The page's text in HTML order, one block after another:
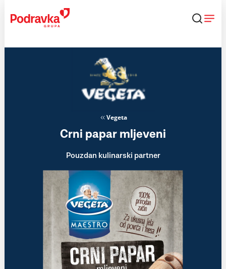
content
Vegeta
Crni papar mljeveni
Pouzdan kulinarski partner